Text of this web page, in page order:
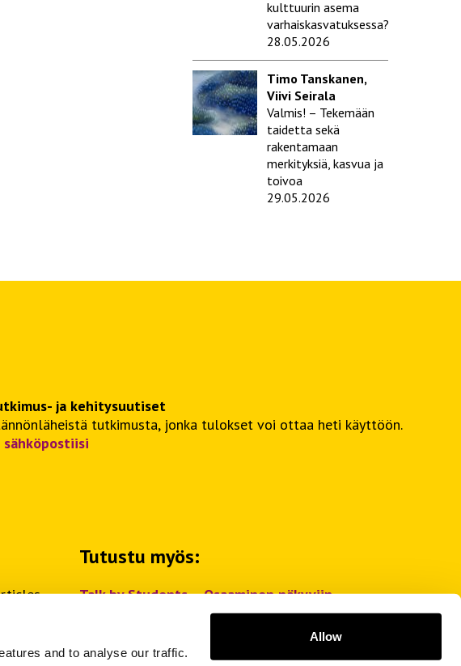
and to analyse our traffic.
Allow
kulttuurin asema
varhaiskasvatuksessa?
28.05.2026
Timo Tanskanen,
Viivi Seirala
Valmis! – Tekemään
taidetta sekä
rakentamaan
merkityksiä, kasvua ja
toivoa
29.05.2026
ja kehitysuutiset
tutkimusta, jonka tulokset voi ottaa heti käyttöön.
Tutustu myös:
Talk by Students – Osaaminen näkyviin
Talk Magazine 2026 Itämeri(Issuu-palvelussa)